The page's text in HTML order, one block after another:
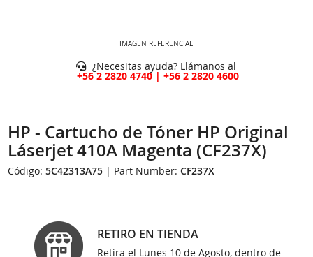
IMAGEN REFERENCIAL
¿Necesitas ayuda? Llámanos al
+56 2 2820 4740 | +56 2 2820 4600
HP - Cartucho de Tóner HP Original
Láserjet 410A Magenta (CF237X)
Código:5C42313A75 | Part Number:CF237X
RETIRO EN TIENDA
Retira el Lunes 10 de Agosto, dentro de